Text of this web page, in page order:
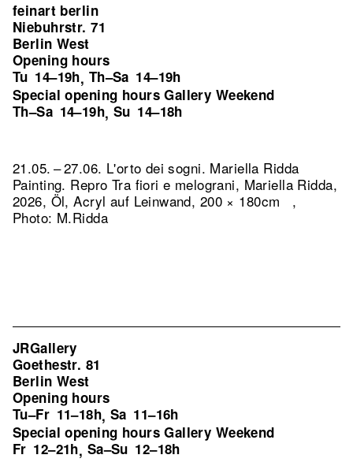
feinart berlin
Niebuhrstr. 71
Berlin West
Opening hours
Tu 14–19h, Th–Sa 14–19h
Special opening hours Gallery Weekend
Th–Sa 14–19h, Su 14–18h
21.05. – 27.06. L'orto dei sogni. Mariella Ridda
Painting. Repro Tra fiori e melograni, Mariella Ridda,
2026, Öl, Acryl auf Leinwand, 200 × 180cm ,
Photo: M.Ridda
JRGallery
Goethestr. 81
Berlin West
Opening hours
Tu–Fr 11–18h, Sa 11–16h
Special opening hours Gallery Weekend
Fr 12–21h, Sa–Su 12–18h